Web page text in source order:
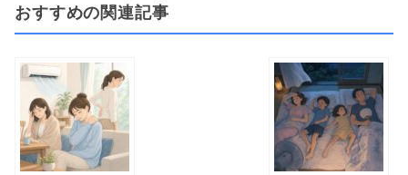
おすすめの関連記事